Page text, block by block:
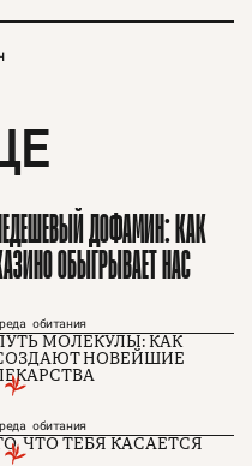
ДОФАМИН: КАК
ОБЫГРЫВАЕТ НАС
обитания
МОЛЕКУЛЫ: КАК
НОВЕЙШИЕ
обитания
ЧТО ТЕБЯ КАСАЕТСЯ